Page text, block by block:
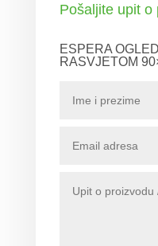
Pošaljite upit o
ESPERA
RASVJETOM